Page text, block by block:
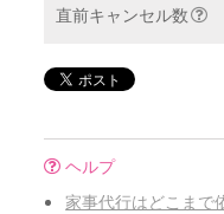
直前キャンセル数
ヘルプ
家事代行はどこまで